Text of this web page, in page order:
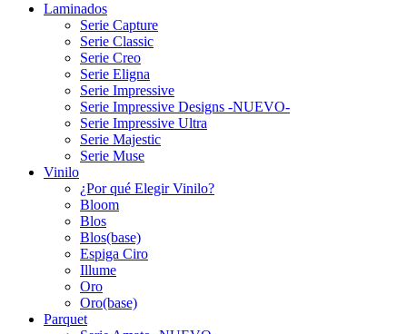
Laminados
Serie Capture
Serie Classic
Serie Creo
Serie Eligna
Serie Impressive
Serie Impressive Designs -NUEVO-
Serie Impressive Ultra
Serie Majestic
Serie Muse
Vinilo
¿Por qué Elegir Vinilo?
Bloom
Blos
Blos(base)
Espiga Ciro
Illume
Oro
Oro(base)
Parquet